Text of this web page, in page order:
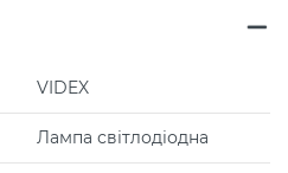
VIDEX
Лампа світлодіодна